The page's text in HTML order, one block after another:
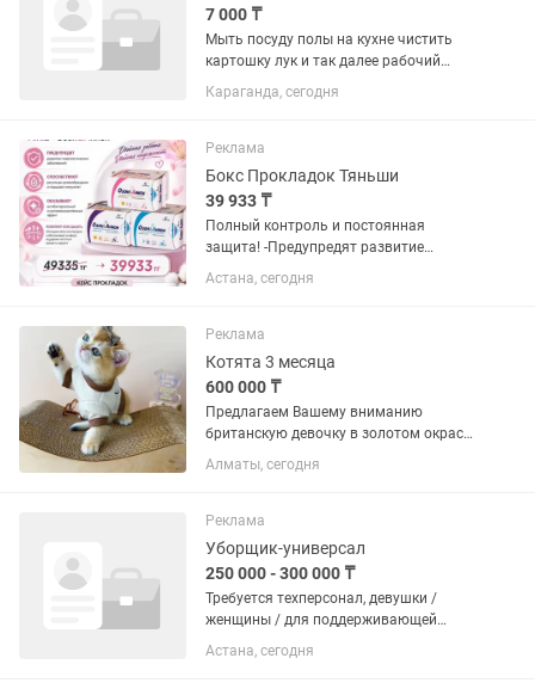
7 000 ₸
Мыть посуду полы на кухне чистить
картошку лук и так далее рабочий
график 2 рабочих 2выходных 16:00 до
23:30 развозка с нас за смену 7.000
в майкудуке
Караганда, сегодня
Реклама
Бокс Прокладок Тяньши
39 933 ₸
Полный контроль и постоянная
защита! -Предупредят развитие
гинекологических заболеваний
-Способствуют регуляции
иммунитет -Оказывают
антибактериальный и...
Астана, сегодня
Реклама
Котята 3 месяца
600 000 ₸
Предлагаем Вашему вниманию
британскую девочку в золотом окрасе!
Девочка в роскошной плюшевой шубе,
в теле, кость широкая, как и полагается
воспитана,социально...
Алматы, сегодня
Реклама
Уборщик-универсал
250 000 - 300 000 ₸
Требуется техперсонал, девушки /
женщины / для поддерживающей
уборки в детском клубе Активные,
шустрые , быстрообучаемые ,
Астана, сегодня